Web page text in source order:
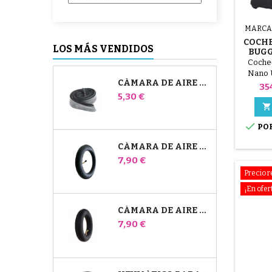
LOS MÁS VENDIDOS
CÁMARA DE AIRE HIGH TREK BÉBÉ CONFORT
Precio
5,30 €
CÁMARA DE AIRE PARA COCHECITO JANÉ SLALOM PRO Y POWERTWIN
Precio
7,90 €
CÁMARA DE AIRE DELANTERA DEL COCHECITO BUGABOO DONKEY
Precio
7,90 €
Nano
con
todas
hijo


Precio
¡En